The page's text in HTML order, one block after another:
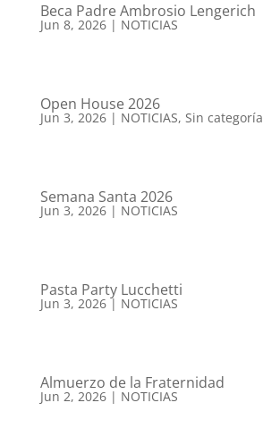
Beca Padre Ambrosio Lengerich
Jun 8, 2026| NOTICIAS
Open House 2026
Jun 3, 2026| NOTICIAS, Sin categoría
Semana Santa 2026
Jun 3, 2026| NOTICIAS
Pasta Party Lucchetti
Jun 3, 2026| NOTICIAS
Almuerzo de la Fraternidad
Jun 2, 2026| NOTICIAS